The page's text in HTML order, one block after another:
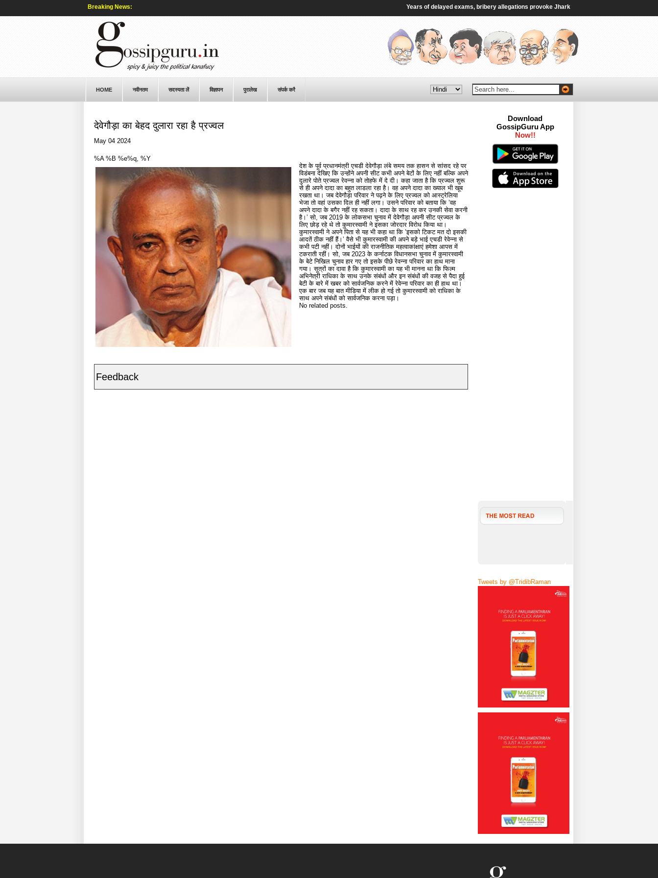
Breaking News: Years of delayed exams, bribery allegations provoke Jharkhand protests - The Hindu
HOME नवीनतम सदस्यता लें विज्ञापन पुरालेख संपर्क करै
देवेगौड़ा का बेहद दुलारा रहा है प्रज्वल
May 04 2024
%A %B %e%q, %Y
देश के पूर्व प्रधानमंत्री एचडी देवेगौड़ा लंबे समय तक हासन से सांसद रहे पर
विडंबना देखिए कि उन्होंने अपनी सीट कभी अपने बेटों के लिए नहीं बल्कि अपने
दुलारे पोते प्रज्वल रेवन्ना को तोहफे में दे दी। कहा जाता है कि प्रज्वल शुरू
से ही अपने दादा का बहुत लाडला रहा है। वह अपने दादा का ख्याल भी खूब
रखता था। जब देवेगौड़ा परिवार ने पढ़ने के लिए प्रज्वल को आस्ट्रेलिया
भेजा तो वहां उसका दिल ही नहीं लगा। उसने परिवार को बताया कि ’वह
अपने दादा के बगैर नहीं रह सकता। दादा के साथ रह कर उनकी सेवा करनी
है।’ सो, जब 2019 के लोकसभा चुनाव में देवेगौड़ा अपनी सीट प्रज्वल के
लिए छोड़ रहे थे तो कुमारस्वामी ने इसका जोरदार विरोध किया था।
कुमारस्वामी ने अपने पिता से यह भी कहा था कि ’इसको टिकट मत दो इसकी
आदतें ठीक नहीं हैं।’ वैसे भी कुमारस्वामी की अपने बड़े भाई एचडी रेवेन्ना से
कभी पटी नहीं। दोनों भाईयों की राजनीतिक महत्वाकांक्षाएं हमेशा आपस में
टकराती रहीं। सो, जब 2023 के कर्नाटक विधानसभा चुनाव में कुमारस्वामी
के बेटे निखिल चुनाव हार गए तो इसके पीछे रेवन्ना परिवार का हाथ माना
गया। सूत्रों का दावा है कि कुमारस्वामी का यह भी मानना था कि फिल्म
अभिनेत्री राधिका के साथ उनके संबंधों और इन संबंधों की वजह से पैदा हुई
बेटी के बारे में खबर को सार्वजनिक करने में रेवेन्ना परिवार का ही हाथ था।
एक बार जब यह बात मीडिया में लीक हो गई तो कुमारस्वामी को राधिका के
साथ अपने संबंधों को सार्वजनिक करना पड़ा।
No related posts.
Feedback
Download
GossipGuru App
Now!!
Tweets by @TridibRaman